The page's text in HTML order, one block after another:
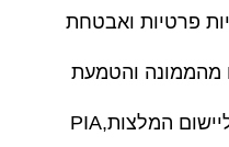
פרטיות ואבטחת
מהממונה והטמעת
מתן משאבים נדרשים ליישום המלצות,PIA